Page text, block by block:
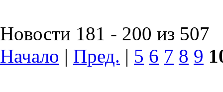
Новости 181 - 200 из 507
Начало | Пред. | 5 6 7 8 9